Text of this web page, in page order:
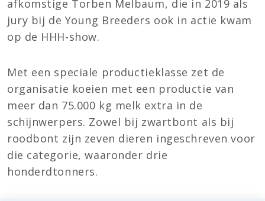
afkomstige Torben Melbaum, die in 2019 als
jury bij de Young Breeders ook in actie kwam
op de HHH-show.
Met een speciale productieklasse zet de
organisatie koeien met een productie van
meer dan 75.000 kg melk extra in de
schijnwerpers. Zowel bij zwartbont als bij
roodbont zijn zeven dieren ingeschreven voor
die categorie, waaronder drie
honderdtonners.